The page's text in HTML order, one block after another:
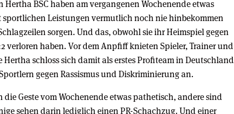
BSC haben am vergangenen Wochenende etwas
sportlichen Leistungen vermutlich noch nie hinbekommen
sorgen. Und das, obwohl sie ihr Heimspiel gegen
verloren haben. Vor dem Anpfiff knieten Spieler, Trainer und
schloss sich damit als erstes Profiteam in Deutschland
gegen Rassismus und Diskriminierung an.
Geste vom Wochenende etwas pathetisch, andere sind
sehen darin lediglich einen PR-Schachzug. Und einer